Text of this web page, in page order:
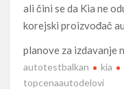
ali čini se da Kia ne
korejski proizvođač
planove za izdavanje
autotestbalkan kia
topcenaautodelovi